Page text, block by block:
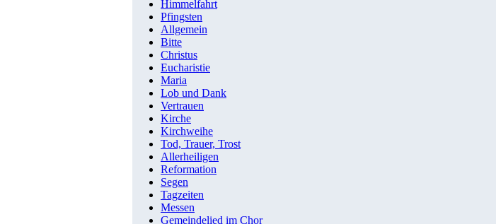
Himmelfahrt
Pfingsten
Allgemein
Bitte
Christus
Eucharistie
Maria
Lob und Dank
Vertrauen
Kirche
Kirchweihe
Tod, Trauer, Trost
Allerheiligen
Reformation
Segen
Tagzeiten
Messen
Gemeindelied im Chor